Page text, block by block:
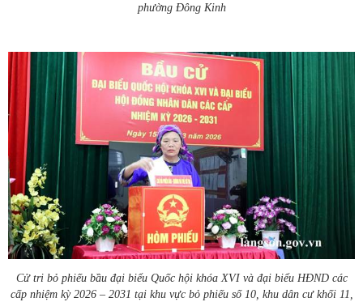
phường Đông Kinh
Cử tri bỏ phiếu bầu đại biểu Quốc hội khóa XVI và đại biểu HĐND các
cấp nhiệm kỳ 2026 – 2031 tại khu vực bỏ phiếu số 10, khu dân cư khối 11,